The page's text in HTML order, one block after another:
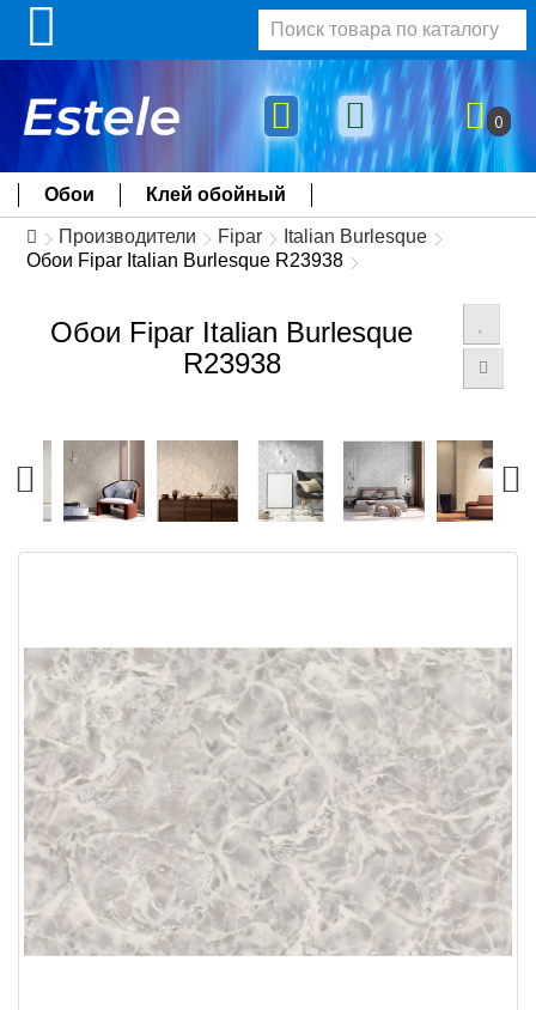
0
Обои Клей обойный
Производители Fipar
Italian Burlesque
Обои Fipar Italian Burlesque R23938
Обои Fipar Italian Burlesque
R23938